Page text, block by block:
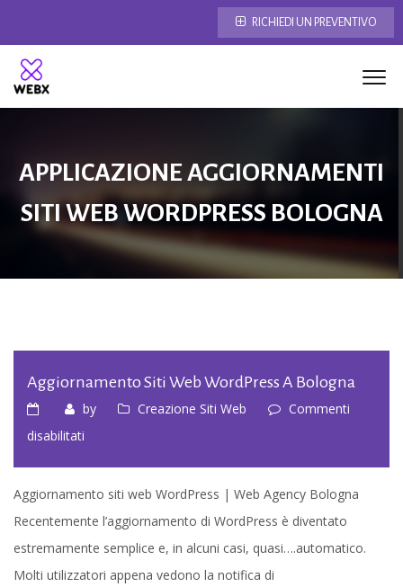
RICHIEDI UN PREVENTIVO
APPLICAZIONE AGGIORNAMENTI
SITI WEB WORDPRESS BOLOGNA
Aggiornamento Siti Web WordPress A Bologna
by Creazione Siti Web
Commenti
disabilitati
siti
web
WordPress
a
Aggiornamento siti web WordPress | Web Agency Bologna
Recentemente l’aggiornamento di WordPress è diventato
estremamente semplice e, in alcuni casi, quasi….automatico.
Molti utilizzatori appena vedono la notifica di